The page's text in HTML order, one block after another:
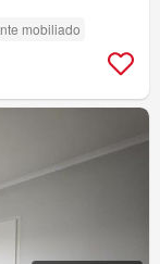
mobiliado